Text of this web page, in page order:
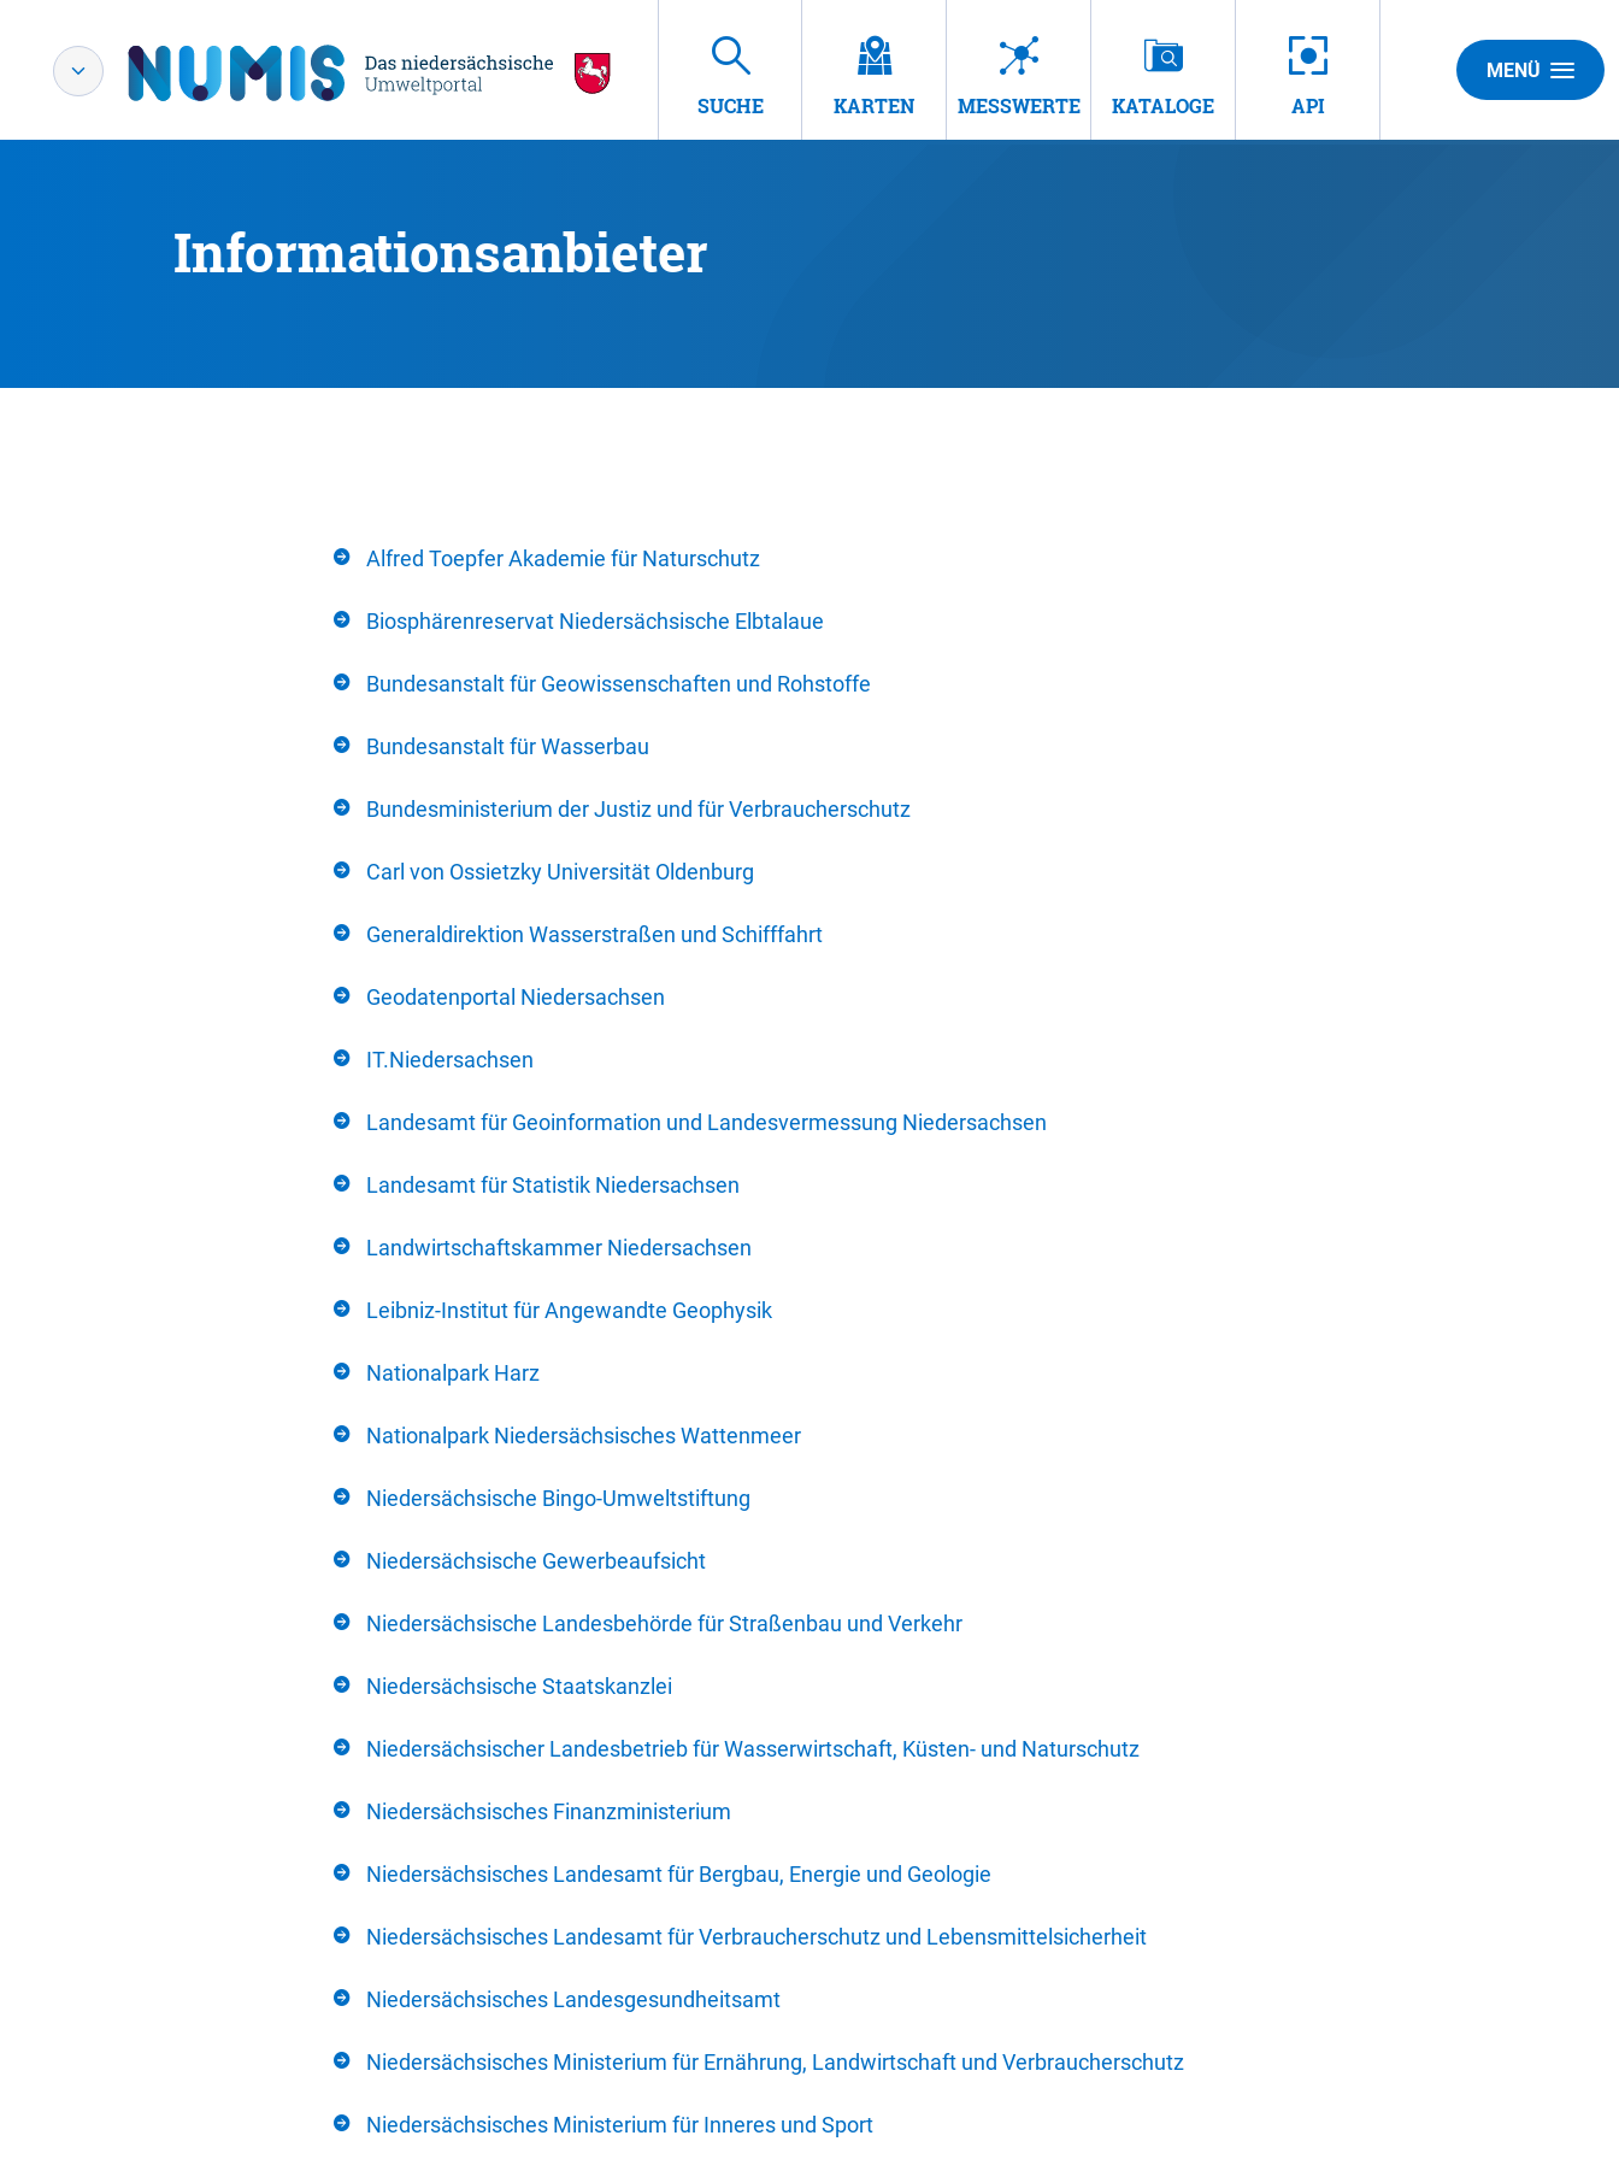
SUCHE KARTEN MESSWERTE KATALOGE API
MENÜ
Informationsanbieter
Alfred Toepfer Akademie für Naturschutz
Biosphärenreservat Niedersächsische Elbtalaue
Bundesanstalt für Geowissenschaften und Rohstoffe
Bundesanstalt für Wasserbau
Bundesministerium der Justiz und für Verbraucherschutz
Carl von Ossietzky Universität Oldenburg
Generaldirektion Wasserstraßen und Schifffahrt
Geodatenportal Niedersachsen
IT.Niedersachsen
Landesamt für Geoinformation und Landesvermessung Niedersachsen
Landesamt für Statistik Niedersachsen
Landwirtschaftskammer Niedersachsen
Leibniz-Institut für Angewandte Geophysik
Nationalpark Harz
Nationalpark Niedersächsisches Wattenmeer
Niedersächsische Bingo-Umweltstiftung
Niedersächsische Gewerbeaufsicht
Niedersächsische Landesbehörde für Straßenbau und Verkehr
Niedersächsische Staatskanzlei
Niedersächsischer Landesbetrieb für Wasserwirtschaft, Küsten- und Naturschutz
Niedersächsisches Finanzministerium
Niedersächsisches Landesamt für Bergbau, Energie und Geologie
Niedersächsisches Landesamt für Verbraucherschutz und Lebensmittelsicherheit
Niedersächsisches Landesgesundheitsamt
Niedersächsisches Ministerium für Ernährung, Landwirtschaft und Verbraucherschutz
Niedersächsisches Ministerium für Inneres und Sport